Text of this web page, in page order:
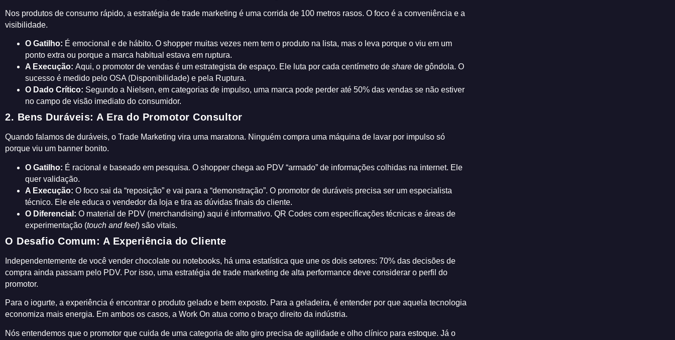
Nos produtos de consumo rápido, a estratégia de trade marketing é uma corrida de 100 metros rasos. O foco é a conveniência e a
visibilidade.
O Gatilho: É emocional e de hábito. O shopper muitas vezes nem tem o produto na lista, mas o leva porque o viu em um
ponto extra ou porque a marca habitual estava em ruptura.
A Execução: Aqui, o promotor de vendas é um estrategista de espaço. Ele luta por cada centímetro de share de gôndola. O
sucesso é medido pelo OSA (Disponibilidade) e pela Ruptura.
O Dado Crítico: Segundo a Nielsen, em categorias de impulso, uma marca pode perder até 50% das vendas se não estiver
no campo de visão imediato do consumidor.
2. Bens Duráveis: A Era do Promotor Consultor
Quando falamos de duráveis, o Trade Marketing vira uma maratona. Ninguém compra uma máquina de lavar por impulso só
porque viu um banner bonito.
O Gatilho: É racional e baseado em pesquisa. O shopper chega ao PDV “armado” de informações colhidas na internet. Ele
quer validação.
A Execução: O foco sai da “reposição” e vai para a “demonstração”. O promotor de duráveis precisa ser um especialista
técnico. Ele ele educa o vendedor da loja e tira as dúvidas finais do cliente.
O Diferencial: O material de PDV (merchandising) aqui é informativo. QR Codes com especificações técnicas e áreas de
experimentação (touch and feel) são vitais.
O Desafio Comum: A Experiência do Cliente
Independentemente de você vender chocolate ou notebooks, há uma estatística que une os dois setores: 70% das decisões de
compra ainda passam pelo PDV. Por isso, uma estratégia de trade marketing de alta performance deve considerar o perfil do
promotor.
Para o iogurte, a experiência é encontrar o produto gelado e bem exposto. Para a geladeira, é entender por que aquela tecnologia
economiza mais energia. Em ambos os casos, a Work On atua como o braço direito da indústria.
Nós entendemos que o promotor que cuida de uma categoria de alto giro precisa de agilidade e olho clínico para estoque. Já o